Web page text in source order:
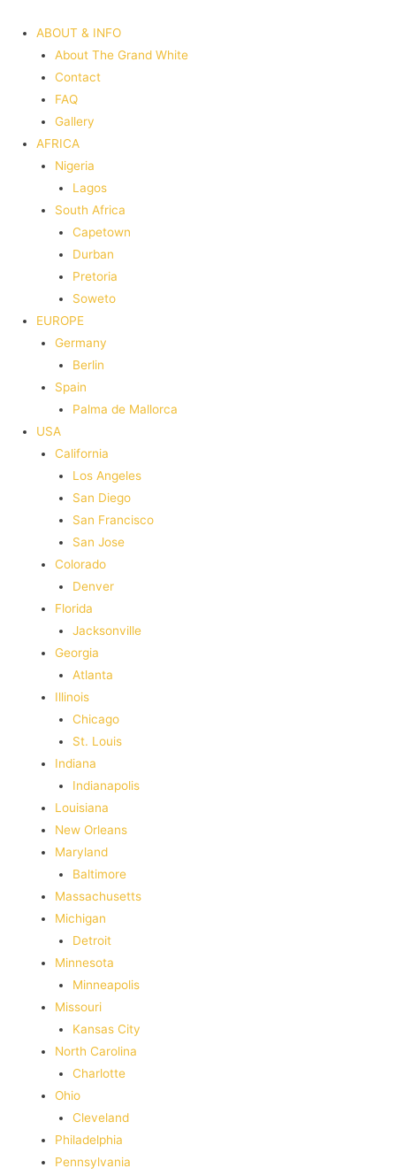
ABOUT & INFO
About The Grand White
Contact
FAQ
Gallery
AFRICA
Nigeria
Lagos
South Africa
Capetown
Durban
Pretoria
Soweto
EUROPE
Germany
Berlin
Spain
Palma de Mallorca
USA
California
Los Angeles
San Diego
San Francisco
San Jose
Colorado
Denver
Florida
Jacksonville
Georgia
Atlanta
Illinois
Chicago
St. Louis
Indiana
Indianapolis
‎Louisiana
New Orleans
Maryland
Baltimore
Massachusetts
Michigan
Detroit
Minnesota
Minneapolis
Missouri
Kansas City
North Carolina
Charlotte
Ohio
Cleveland
Philadelphia
Pennsylvania